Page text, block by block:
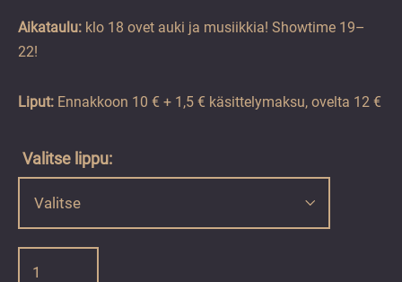
Aikataulu: klo 18 ovet auki ja musiikkia! Showtime 19–
22!
Liput: Ennakkoon 10 € + 1,5 € käsittelymaksu, ovelta 12 €
Valitse lippu:
22.7.2026